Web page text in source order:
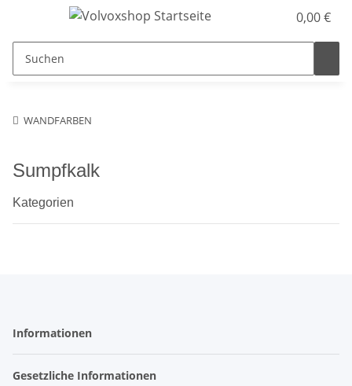
0,00 €
WANDFARBEN
Sumpfkalk
Kategorien
Informationen
Gesetzliche Informationen